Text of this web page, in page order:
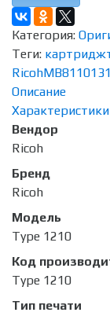
Категория:
Теги: картридж
RicohMB8110
Описание
Характеристики
Вендор
Ricoh
Бренд
Ricoh
Модель
Type 1210
Код
Type 1210
Тип печати